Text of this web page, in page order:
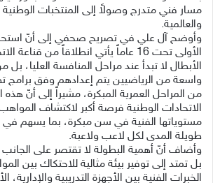
مسار فني متدرج وصولاً إلى المنتخبات الوطنية
والعالمية.
وأوضح آل علي في تصريح صحفي إلى أنّ
الأولى تحت 16 عاماً يأتي انطلاقاً من
الأبطال لا تبدأ عند مراحل المنافسة العليا، بل
واسعة من الرياضيين يتم إعدادهم وفق برامج
من المراحل العمرية المبكرة، مشيراً إلى أنّ
الاتحادات الوطنية فرصة أكبر لاكتشاف
مستوياتها الفنية في سن مبكرة، بما يسهم
طويلة المدى لكل لاعب ولاعبة.
وأضاف أنّ أهمية البطولة لا تقتصر على
بل تمتد إلى توفير بيئة مثالية للاحتكاك بين
الخبرات الفنية بين الأجهزة التدريبية